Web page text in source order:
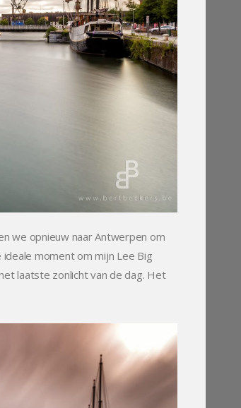
we opnieuw naar Antwerpen om
moment om mijn Lee Big
laatste zonlicht van de dag. Het